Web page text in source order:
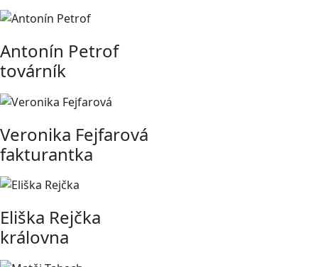
Antonín Petrof
továrník
Veronika Fejfarová
fakturantka
Eliška Rejčka
královna